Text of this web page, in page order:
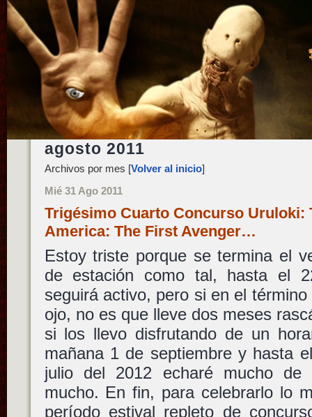
agosto 2011
Archivos por mes [Volver al inicio]
Mié 31 Ago 2011
Trigésimo Cuarto Concurso Uruloki:
America: The First Avenger…
Estoy triste porque se termina el
de estación como tal, hasta el
seguirá activo, pero si en el
ojo, no es que lleve dos meses
si los llevo disfrutando de un
mañana 1 de septiembre y hasta
julio del 2012 echaré mucho
mucho. En fin, para celebrarlo lo
período estival repleto de